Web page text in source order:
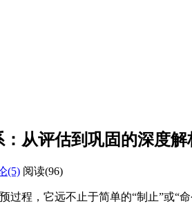
从评估到巩固的深度解
(5) 阅读(96)
过程，它远不止于简单的“制止”或